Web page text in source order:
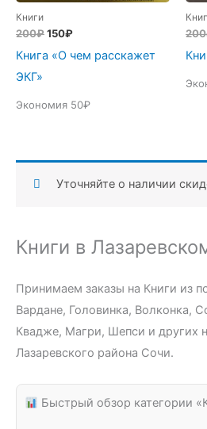
Книги
200₽Первоначальная
составляла
150₽Текущая
150₽.
Книга «О чем расскажет
ЭКГ»
Экономия 50₽
200
Уточняйте о наличии
Книги в
Принимаем заказы на Книги из
Вардане, Головинка, Волконка,
Квадже, Магри, Шепси и других
Лазаревского района Сочи.
Быстрый обзор категории